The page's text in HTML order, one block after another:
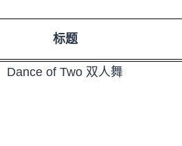
标题
Dance of Two 双人舞